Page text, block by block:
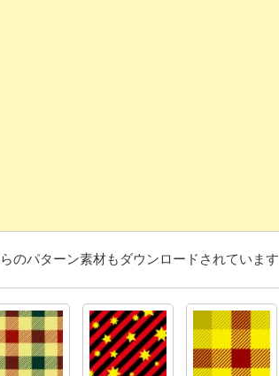
のパターン素材もダウンロードされています